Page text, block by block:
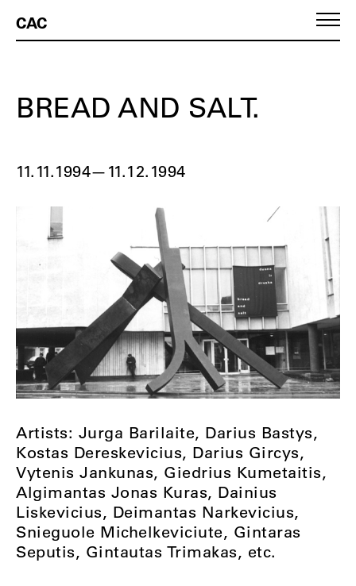
CAC
BREAD AND SALT.
11.11.1994— 11.12.1994
Artists: Jurga Barilaite, Darius Bastys,
Kostas Dereskevicius, Darius Gircys,
Vytenis Jankunas, Giedrius Kumetaitis,
Algimantas Jonas Kuras, Dainius
Liskevicius, Deimantas Narkevicius,
Snieguole Michelkeviciute, Gintaras
Seputis, Gintautas Trimakas, etc.